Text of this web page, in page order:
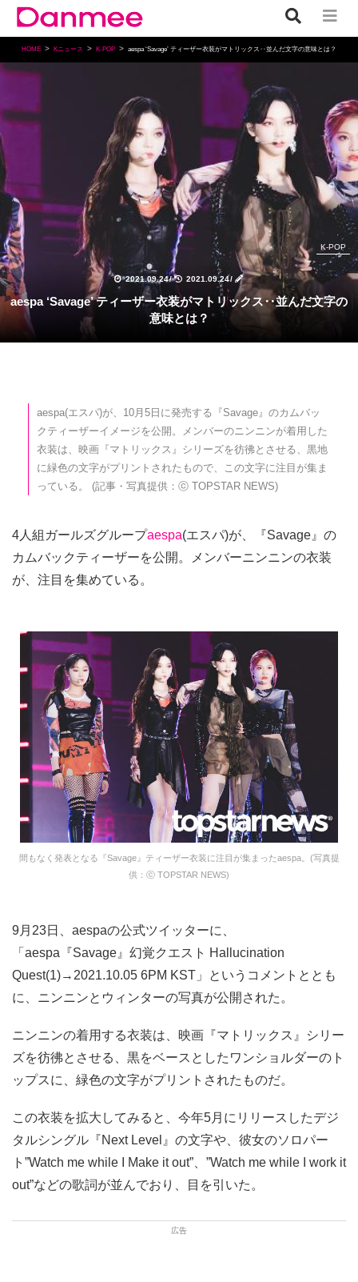
HOME Kニュース K-POP aespa ‘Savage’ ティーザー衣装がマトリックス‥並んだ文字の意味とは？
2021.09.24/ 2021.09.24/
K-POP
aespa ‘Savage’ ティーザー衣装がマトリックス‥並んだ文字の
意味とは？
aespa(エスパ)が、10月5日に発売する『Savage』のカムバッ
クティーザーイメージを公開。メンバーのニンニンが着用した
衣装は、映画『マトリックス』シリーズを彷彿とさせる、黒地
に緑色の文字がプリントされたもので、この文字に注目が集ま
っている。 (記事・写真提供：ⓒ TOPSTAR NEWS)
4人組ガールズグループaespa(エスパ)が、『Savage』の
カムバックティーザーを公開。メンバーニンニンの衣装
が、注目を集めている。
間もなく発表となる『Savage』ティーザー衣装に注目が集まったaespa。(写真提
供：ⓒ TOPSTAR NEWS)
9月23日、aespaの公式ツイッターに、
「aespa『Savage』幻覚クエスト Hallucination
Quest(1)→2021.10.05 6PM KST」というコメントととも
に、ニンニンとウィンターの写真が公開された。
ニンニンの着用する衣装は、映画『マトリックス』シリー
ズを彷彿とさせる、黒をベースとしたワンショルダーのト
ップスに、緑色の文字がプリントされたものだ。
この衣装を拡大してみると、今年5月にリリースしたデジ
タルシングル『Next Level』の文字や、彼女のソロパー
ト”Watch me while I Make it out”、”Watch me while I work it
out”などの歌詞が並んでおり、目を引いた。